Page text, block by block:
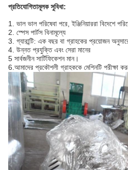
প্রতিযোগিতামূলক সুবিধা:
1. ভাল ভাল পরিষেবা পরে, ইঞ্জিনিয়াররা বিদেশে
2. স্পেস পার্টস বিনামূল্যে
3. গ্যারান্টি: এক বছর বা গ্রাহকের প্রয়োজন
4. উন্নত প্রযুক্তি এবং সেরা মানের
5 সার্বজনীন সার্টিফিকেশন মান।
6.আমাদের প্রকৌশলী গ্রাহককে মেশিনটি পরীক্ষা